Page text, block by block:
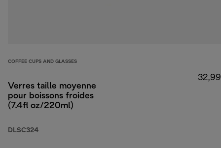
COFFEE CUPS AND GLASSES
Verres taille moyenne
pour boissons froides
(7.4fl oz/220ml)
DLSC324